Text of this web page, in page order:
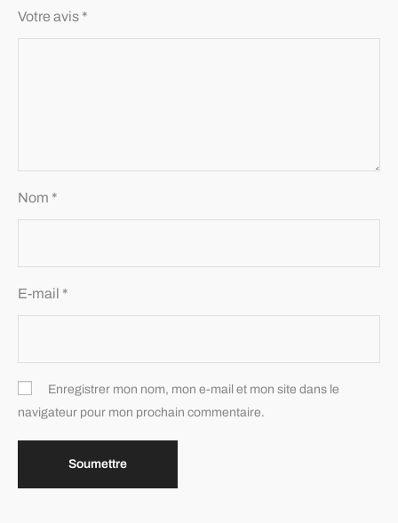
Votre avis *
Nom *
E-mail *
Enregistrer mon nom, mon e-mail et mon site dans le
navigateur pour mon prochain commentaire.